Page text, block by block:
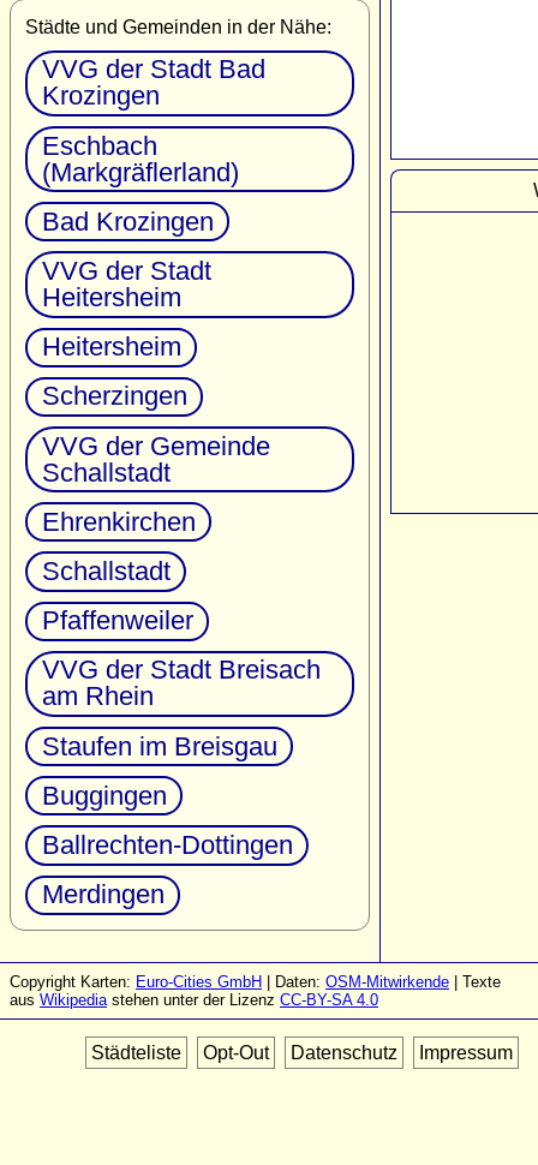
Städte und Gemeinden in der Nähe:
VVG der Stadt Bad
Krozingen
Eschbach
(Markgräflerland)
Bad Krozingen
VVG der Stadt
Heitersheim
Heitersheim
Scherzingen
VVG der Gemeinde
Schallstadt
Ehrenkirchen
Schallstadt
Pfaffenweiler
VVG der Stadt Breisach
am Rhein
Staufen im Breisgau
Buggingen
Ballrechten-Dottingen
Merdingen
Copyright Karten: Euro-Cities GmbH | Daten: OSM-Mitwirkende | Texte
aus Wikipediastehen unter der Lizenz CC-BY-SA 4.0
Städteliste Opt-Out Datenschutz Impressum